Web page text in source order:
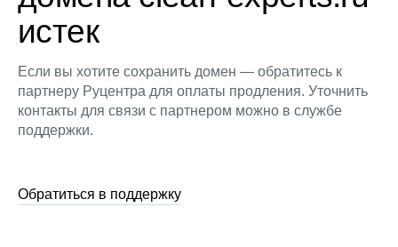
истек
Если вы хотите сохранить домен — обратитесь к
партнеру Руцентра для оплаты продления. Уточнить
контакты для связи с партнером можно в службе
поддержки.
Обратиться в поддержку